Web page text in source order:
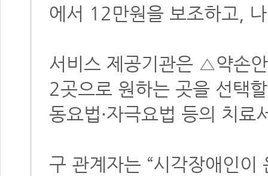
에서 12만원을 보조하고,
서비스 제공기관은 △약손
2곳으로 원하는 곳을 선택
동요법·자극요법 등의 치료
구 관계자는 “시각장애인